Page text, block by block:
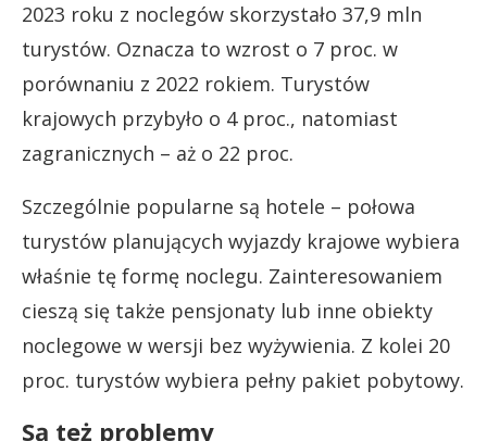
2023 roku z noclegów skorzystało 37,9 mln
turystów. Oznacza to wzrost o 7 proc. w
porównaniu z 2022 rokiem. Turystów
krajowych przybyło o 4 proc., natomiast
zagranicznych – aż o 22 proc.
Szczególnie popularne są hotele – połowa
turystów planujących wyjazdy krajowe wybiera
właśnie tę formę noclegu. Zainteresowaniem
cieszą się także pensjonaty lub inne obiekty
noclegowe w wersji bez wyżywienia. Z kolei 20
proc. turystów wybiera pełny pakiet pobytowy.
Są też problemy